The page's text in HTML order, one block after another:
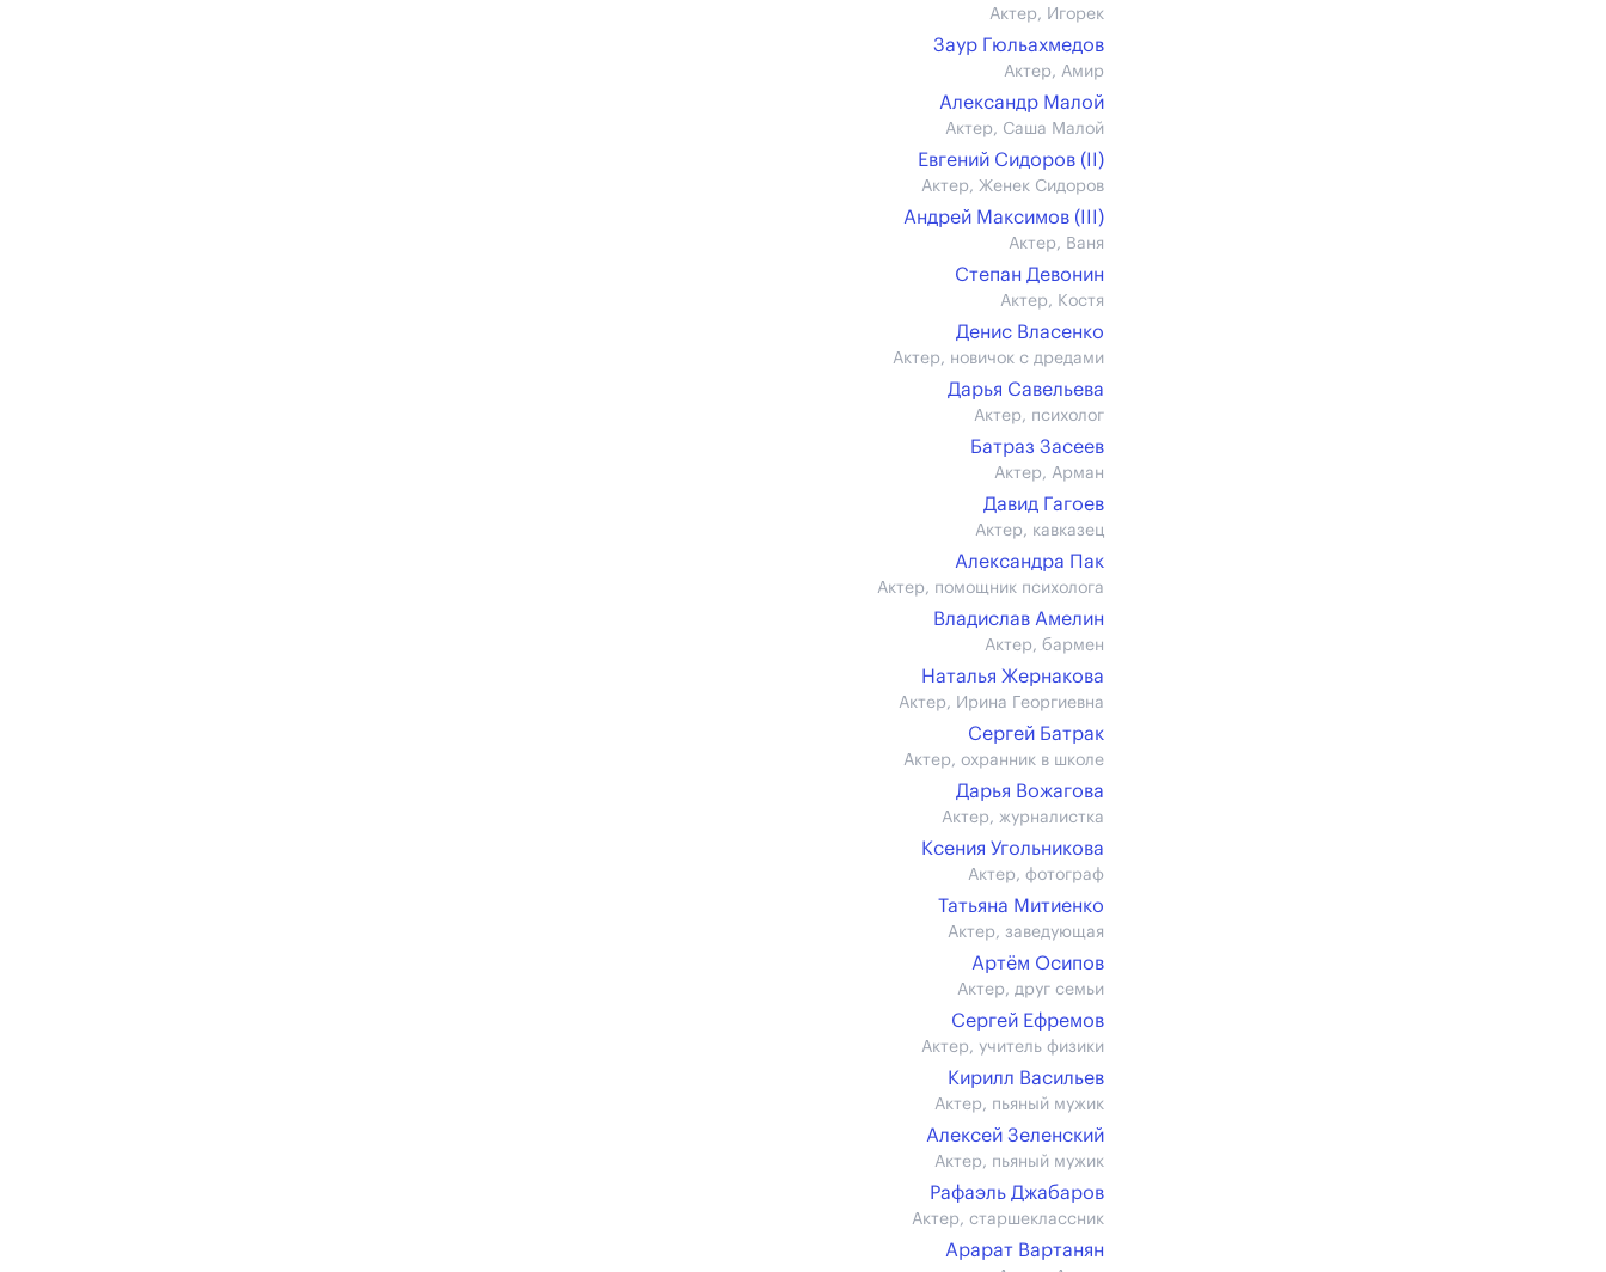
Актер, Игорек
Заур Гюльахмедов
Актер, Амир
Александр Малой
Актер, Саша Малой
Евгений Сидоров (II)
Актер, Женек Сидоров
Андрей Максимов (III)
Актер, Ваня
Степан Девонин
Актер, Костя
Денис Власенко
Актер, новичок с дредами
Дарья Савельева
Актер, психолог
Батраз Засеев
Актер, Арман
Давид Гагоев
Актер, кавказец
Александра Пак
Актер, помощник психолога
Владислав Амелин
Актер, бармен
Наталья Жернакова
Актер, Ирина Георгиевна
Сергей Батрак
Актер, охранник в школе
Дарья Вожагова
Актер, журналистка
Ксения Угольникова
Актер, фотограф
Татьяна Митиенко
Актер, заведующая
Артём Осипов
Актер, друг семьи
Сергей Ефремов
Актер, учитель физики
Кирилл Васильев
Актер, пьяный мужик
Алексей Зеленский
Актер, пьяный мужик
Рафаэль Джабаров
Актер, старшеклассник
Арарат Вартанян